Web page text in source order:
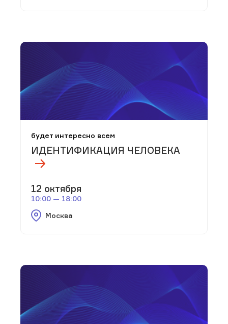
будет интересно всем
ИДЕНТИФИКАЦИЯ ЧЕЛОВЕКА
12 октября
10:00 — 18:00
Москва